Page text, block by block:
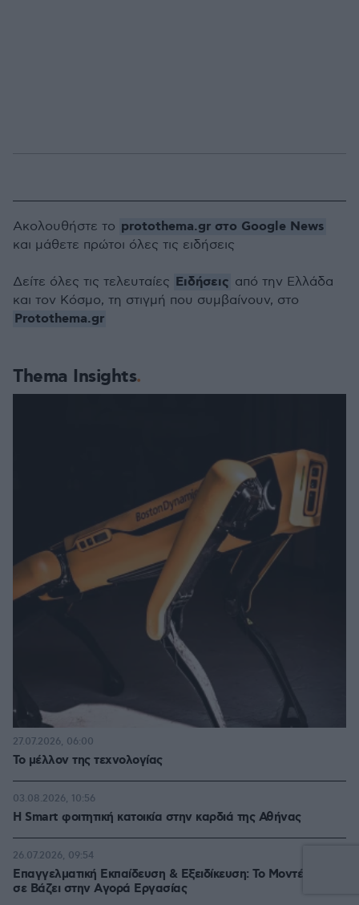
Thema Insights
Το μέλλον της τεχνολογίας
27.07.2026, 06:00
Η Smart φοιτητική κατοικία στην καρδιά της Αθήνας
03.08.2026, 10:56
Επαγγελματική Εκπαίδευση & Εξειδίκευση: Το Mοντέλο που
σε Bάζει στην Aγορά Eργασίας
26.07.2026, 09:54
Ακολουθήστε το protothema.gr στο Google News
και μάθετε πρώτοι όλες τις ειδήσεις
Δείτε όλες τις τελευταίες Ειδήσεις από την Ελλάδα
και τον Κόσμο, τη στιγμή που συμβαίνουν, στο
Protothema.gr